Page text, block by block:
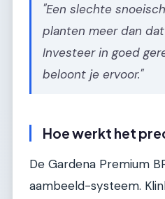
"Een slechte
planten meer dan
Investeer in goed
beloont je ervoor."
Hoe werkt het
De Gardena Premium
aambeeld-systeem.